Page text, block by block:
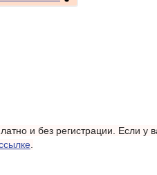
и без регистрации. Если у
.